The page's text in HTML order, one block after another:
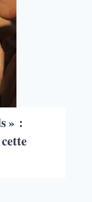
» :